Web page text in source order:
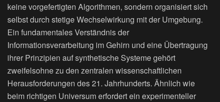
keine vorgefertigten Algorithmen, sondern organisiert sich
selbst durch stetige Wechselwirkung mit der Umgebung.
Ein fundamentales Verständnis der
Informationsverarbeitung im Gehirn und eine Übertragung
ihrer Prinzipien auf synthetische Systeme gehört
zweifelsohne zu den zentralen wissenschaftlichen
Herausforderungen des 21. Jahrhunderts. Ähnlich wie
beim richtigen Universum erfordert ein experimenteller